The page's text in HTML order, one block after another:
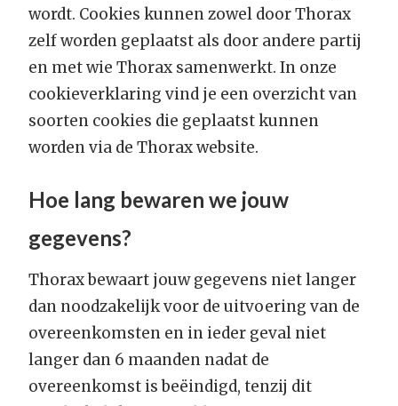
wordt. Cookies kunnen zowel door Thorax
zelf worden geplaatst als door andere partij
en met wie Thorax samenwerkt. In onze
cookieverklaring vind je een overzicht van
soorten cookies die geplaatst kunnen
worden via de Thorax website.
Hoe lang bewaren we jouw
gegevens?
Thorax bewaart jouw gegevens niet langer
dan noodzakelijk voor de uitvoering van de
overeenkomsten en in ieder geval niet
langer dan 6 maanden nadat de
overeenkomst is beëindigd, tenzij dit